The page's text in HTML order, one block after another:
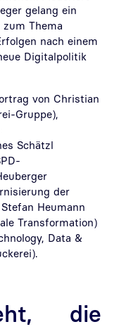
gelang ein
Thema
nach einem
Digitalpolitik
von Christian
Gruppe),
Schätzl
der
Heumann
Transformation)
Data &
die